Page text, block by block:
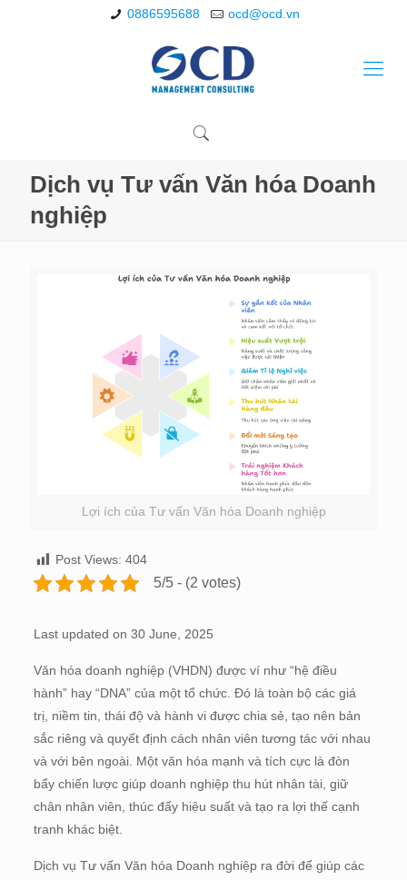
0886595688 ocd@ocd.vn
Dịch vụ Tư vấn Văn hóa Doanh
nghiệp
Lợi ích của Tư vấn Văn hóa Doanh nghiệp
Post Views: 404
5/5 - (2 votes)
Last updated on 30 June, 2025
Văn hóa doanh nghiệp (VHDN) được ví như “hệ điều
hành” hay “DNA” của một tổ chức. Đó là toàn bộ các giá
trị, niềm tin, thái độ và hành vi được chia sẻ, tạo nên bản
sắc riêng và quyết định cách nhân viên tương tác với nhau
và với bên ngoài. Một văn hóa mạnh và tích cực là đòn
bẩy chiến lược giúp doanh nghiệp thu hút nhân tài, giữ
chân nhân viên, thúc đẩy hiệu suất và tạo ra lợi thế cạnh
tranh khác biệt.
Dịch vụ Tư vấn Văn hóa Doanh nghiệp ra đời để giúp các